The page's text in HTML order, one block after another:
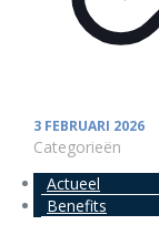
3 FEBRUARI 2026
Categorieën
Actueel
Benefits